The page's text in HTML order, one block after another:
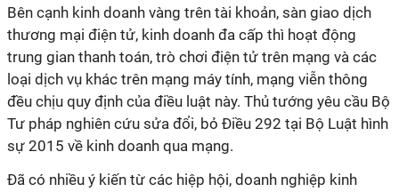
Bên cạnh kinh doanh vàng trên tài khoản, sàn giao dịch
thương mại điện tử, kinh doanh đa cấp thì hoạt động
trung gian thanh toán, trò chơi điện tử trên mạng và các
loại dịch vụ khác trên mạng máy tính, mạng viễn thông
đều chịu quy định của điều luật này. Thủ tướng yêu cầu Bộ
Tư pháp nghiên cứu sửa đổi, bỏ Điều 292 tại Bộ Luật hình
sự 2015 về kinh doanh qua mạng.
Đã có nhiều ý kiến từ các hiệp hội, doanh nghiệp kinh